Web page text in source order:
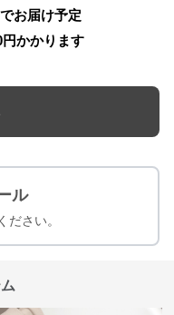
お届け予定
円かかります
ル
ださい。